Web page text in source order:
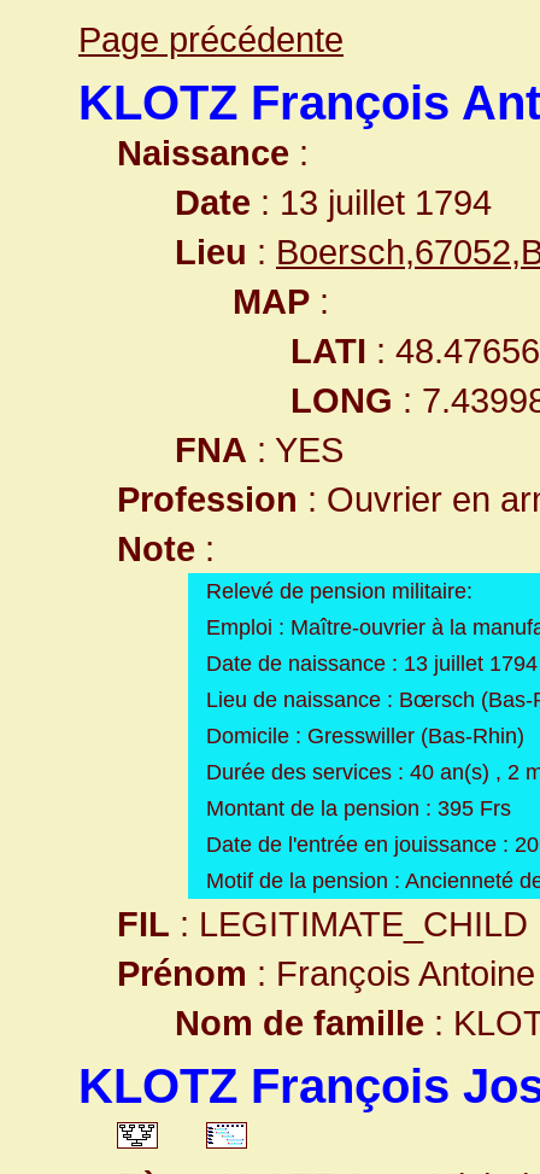
Page précédente
KLOTZ François
Naissance :
Date : 13 juillet 1794
Lieu :
MAP :
LATI :
LONG :
FNA : YES
Profession : Ouvrier en
Note :
Relevé de pension militaire:
Emploi : Maître-ouvrier à la
Date de naissance : 13 juillet 1794
Lieu de naissance : Bœrsch (Bas-
Domicile : Gresswiller (Bas-Rhin)
Durée des services : 40 an(s) , 2
Montant de la pension : 395 Frs
Date de l'entrée en jouissance :
Motif de la pension : Ancienneté
FIL : LEGITIMATE_CHILD
Prénom : François Antoine
Nom de famille :
KLOTZ François